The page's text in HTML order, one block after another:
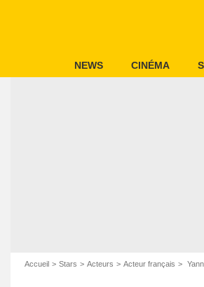
NEWS CINÉMA
Accueil Stars Acteurs Acteur français